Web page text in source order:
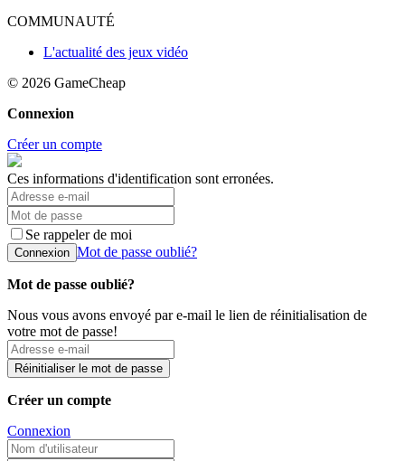
COMMUNAUTÉ
L'actualité des jeux vidéo
© 2026 GameCheap
Connexion
Créer un compte
Ces informations d'identification sont erronées.
Se rappeler de moi
Connexion Mot de passe oublié?
Mot de passe oublié?
Nous vous avons envoyé par e-mail le lien de réinitialisation de
votre mot de passe!
Réinitialiser le mot de passe
Créer un compte
Connexion